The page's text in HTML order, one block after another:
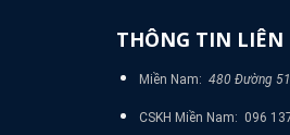
THÔNG TIN LIÊN
Miền Nam: 480 Đường 51,
CSKH Miền Nam: 096